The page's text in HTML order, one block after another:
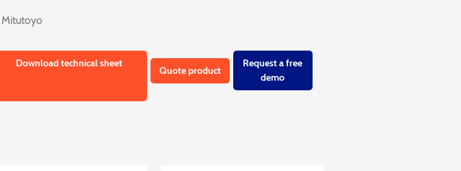
Mitutoyo
Download technical sheet
Quote product
Request a free
demo